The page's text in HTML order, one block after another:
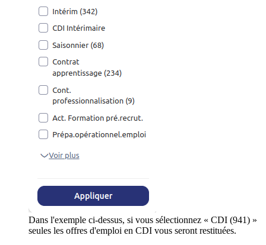
Dans l'exemple ci-dessus, si vous sélectionnez « CDI (941) »
seules les offres d'emploi en CDI vous seront restituées.